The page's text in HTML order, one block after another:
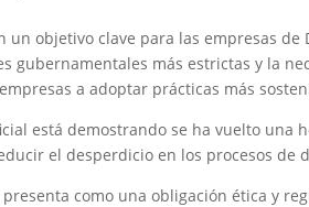
objetivo clave para las empresas de
gubernamentales más estrictas y la
a adoptar prácticas más
está demostrando se ha vuelto una
el desperdicio en los procesos de
como una obligación ética y